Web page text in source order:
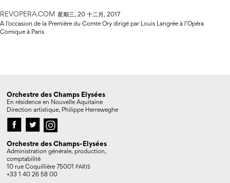
REVOPERA.COM 星期三, 20 十二月, 2017
A l’occasion de la Première du Comte Ory dirigé par Louis Langrée à l’Opéra
Comique à Paris
Orchestre des Champs Elysées
En résidence en Nouvelle Aquitaine
Direction artistique, Philippe Herreweghe
Orchestre des Champs-Elysées
Administration générale, production,
comptabilité
10 rue Coquillière 75001 PARIS
+33 1 40 26 58 00